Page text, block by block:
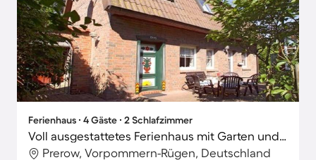
Ferienhaus ∙ 4 Gäste ∙ 2 Schlafzimmer
Voll ausgestattetes Ferienhaus mit Garten und Terrasse | Haustiere erlaubt
Prerow, Vorpommern-Rügen, Deutschland